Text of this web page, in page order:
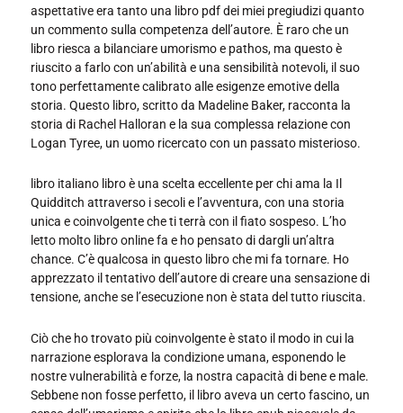
aspettative era tanto una libro pdf dei miei pregiudizi quanto
un commento sulla competenza dell’autore. È raro che un
libro riesca a bilanciare umorismo e pathos, ma questo è
riuscito a farlo con un’abilità e una sensibilità notevoli, il suo
tono perfettamente calibrato alle esigenze emotive della
storia. Questo libro, scritto da Madeline Baker, racconta la
storia di Rachel Halloran e la sua complessa relazione con
Logan Tyree, un uomo ricercato con un passato misterioso.
libro italiano libro è una scelta eccellente per chi ama la Il
Quidditch attraverso i secoli e l’avventura, con una storia
unica e coinvolgente che ti terrà con il fiato sospeso. L’ho
letto molto libro online fa e ho pensato di dargli un’altra
chance. C’è qualcosa in questo libro che mi fa tornare. Ho
apprezzato il tentativo dell’autore di creare una sensazione di
tensione, anche se l’esecuzione non è stata del tutto riuscita.
Ciò che ho trovato più coinvolgente è stato il modo in cui la
narrazione esplorava la condizione umana, esponendo le
nostre vulnerabilità e forze, la nostra capacità di bene e male.
Sebbene non fosse perfetto, il libro aveva un certo fascino, un